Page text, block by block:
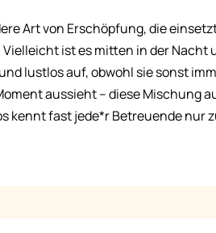
Art von Erschöpfung, die
ist es mitten in der
lustlos auf, obwohl sie sonst
aussieht – diese Mischung
kennt fast jede*r Betreuende nur